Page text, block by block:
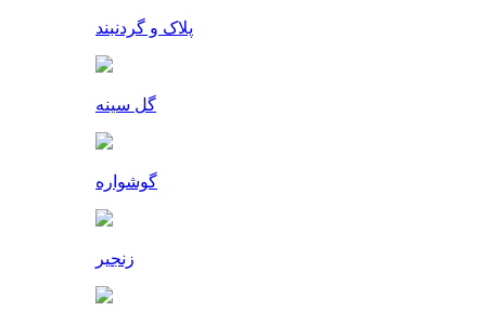
پلاک و گردنبند
گل سینه
گوشواره
زنجیر